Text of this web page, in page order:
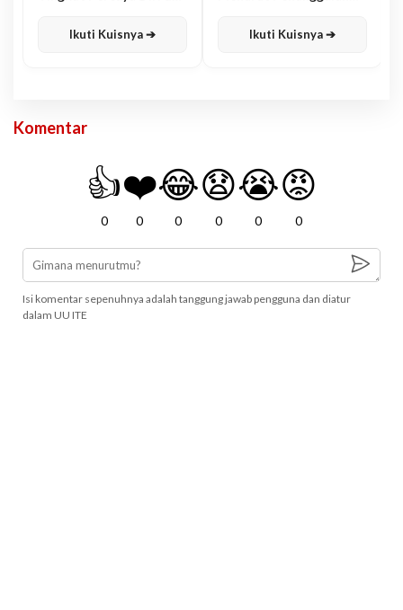
Ikuti Kuisnya ➔ Ikuti Kuisnya ➔
Komentar
👍
0
❤️
0
😂
0
😧
0
😭
0
😡
0
Isi komentar sepenuhnya adalah tanggung jawab pengguna dan diatur
dalam UU ITE